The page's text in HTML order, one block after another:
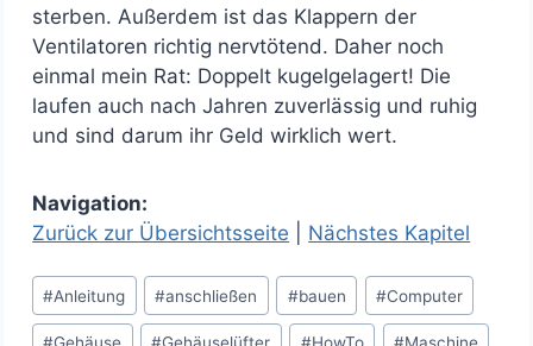
sterben. Außerdem ist das Klappern der
Ventilatoren richtig nervtötend. Daher noch
einmal mein Rat: Doppelt kugelgelagert! Die
laufen auch nach Jahren zuverlässig und ruhig
und sind darum ihr Geld wirklich wert.
Navigation:
Zurück zur Übersichtsseite
Nächstes Kapitel
Schlagworte:
#Anleitung #anschließen #bauen #Computer